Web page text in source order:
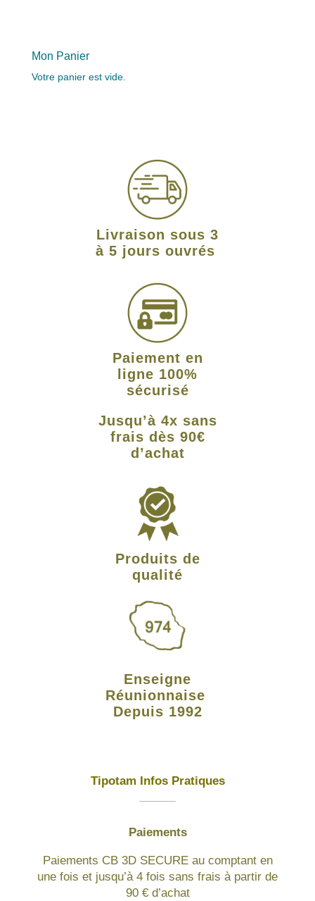
Mon Panier
Votre panier est vide.
Livraison sous 3
à 5 jours ouvrés
Paiement en
ligne 100%
sécurisé
Jusqu’à 4x sans
frais dès 90€
d’achat
Produits de
qualité
Enseigne
Réunionnaise
Depuis 1992
Tipotam Infos Pratiques
Paiements
Paiements CB 3D SECURE au comptant en
une fois et jusqu’à 4 fois sans frais à partir de
90 € d’achat